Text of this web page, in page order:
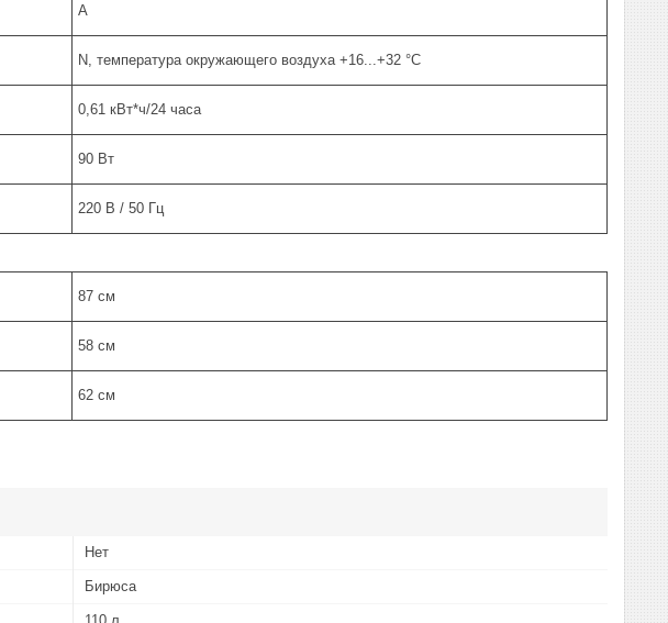
A
N, температура окружающего воздуха +16...+32 °C
0,61 кВт*ч/24 часа
90 Вт
220 В / 50 Гц
87 см
58 см
62 см
Нет
Бирюса